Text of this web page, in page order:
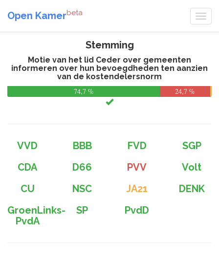
Open Kamerbeta
Stemming
Motie van het lid Ceder over gemeenten
informeren over hun bevoegdheden ten aanzien
van de kostendelersnorm
74,7 %
24,7 %
VVD BBB FVD
SGP
CDA
D66 PVV
Volt
CU
NSC JA21
DENK
GroenLinks-
PvdA
SP PvdD